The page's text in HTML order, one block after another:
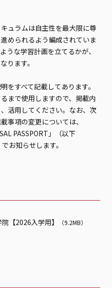
ュラムは自主性を最大限に尊
められるよう編成されていま
うな学習計画を立てるかが、
ります。
をすべて記載してあります。
まで使用しますので、掲載内
活用してください。なお、次
事項の変更については、
PASSPORT」（以下
お知らせします。
【2026入学用】 （9.2MB）